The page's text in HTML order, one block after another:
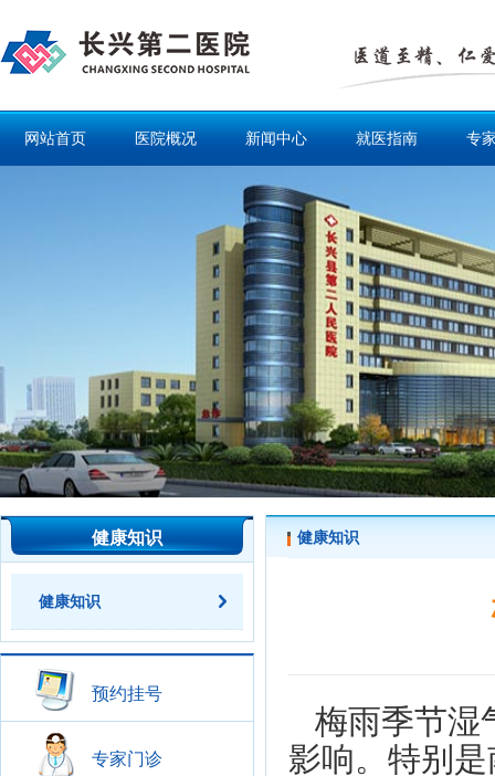
网站首页 医院概况 新闻中心 就医指南 专
健康知识
健康知识
预约挂号
专家门诊
健康知识
梅雨季节湿
影响。特别